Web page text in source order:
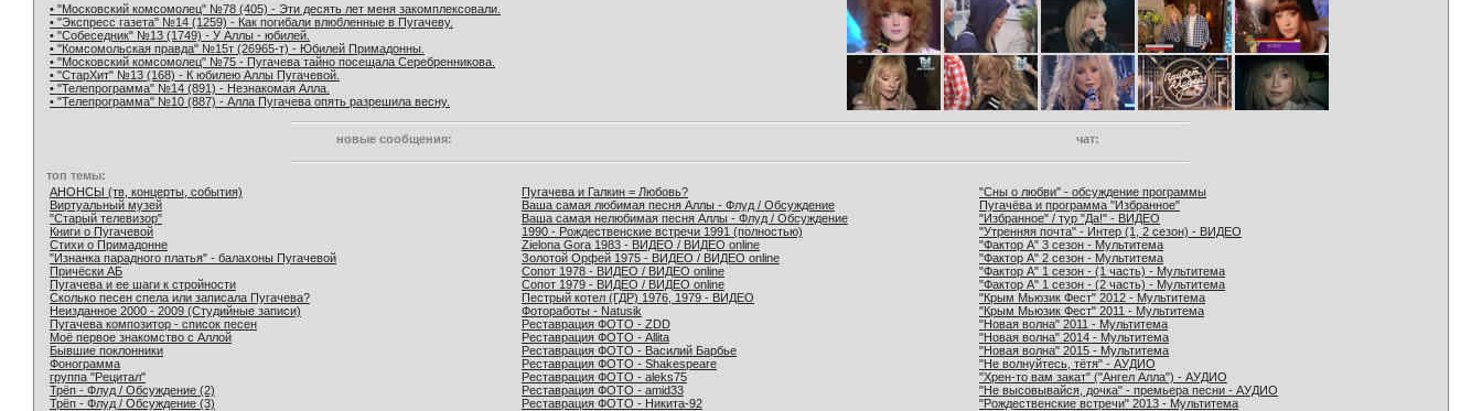
• "Московский комсомолец" №78 (405) - Эти десять лет меня закомплексовали.
• "Экспресс газета" №14 (1259) - Как погибали влюбленные в Пугачеву.
• "Собеседник" №13 (1749) - У Аллы - юбилей.
• "Комсомольская правда" №15т (26965-т) - Юбилей Примадонны.
• "Московский комсомолец" №75 - Пугачева тайно посещала Серебренникова.
• "СтарХит" №13 (168) - К юбилею Аллы Пугачевой.
• "Телепрограмма" №14 (891) - Незнакомая Алла.
• "Телепрограмма" №10 (887) - Алла Пугачева опять разрешила весну.
новые сообщения: чат:
топ темы:
АНОНСЫ (тв, концерты, события)
Виртуальный музей
"Старый телевизор"
Книги о Пугачевой
Стихи о Примадонне
"Изнанка парадного платья" - балахоны Пугачевой
Причёски АБ
Пугачева и ее шаги к стройности
Сколько песен спела или записала Пугачева?
Неизданное 2000 - 2009 (Студийные записи)
Пугачева композитор - список песен
Моё первое знакомство с Аллой
Бывшие поклонники
Фонограмма
группа "Рецитал"
Трёп - Флуд / Обсуждение (2)
Трёп - Флуд / Обсуждение (3)
Пугачева и Галкин = Любовь?
Ваша самая любимая песня Аллы - Флуд / Обсуждение
Ваша самая нелюбимая песня Аллы - Флуд / Обсуждение
1990 - Рождественские встречи 1991 (полностью)
Zielona Gora 1983 - ВИДЕО / ВИДЕО online
Золотой Орфей 1975 - ВИДЕО / ВИДЕО online
Сопот 1978 - ВИДЕО / ВИДЕО online
Сопот 1979 - ВИДЕО / ВИДЕО online
Пестрый котел (ГДР) 1976, 1979 - ВИДЕО
Фотоработы - Natusik
Реставрация ФОТО - ZDD
Реставрация ФОТО - Allita
Реставрация ФОТО - Василий Барбье
Реставрация ФОТО - Shakespeare
Реставрация ФОТО - aleks75
Реставрация ФОТО - amid33
Реставрация ФОТО - Никита-92
"Сны о любви" - обсуждение программы
Пугачёва и программа "Избранное"
"Избранное" / тур "Да!" - ВИДЕО
"Утренняя почта" - Интер (1, 2 сезон) - ВИДЕО
"Фактор А" 3 сезон - Мультитема
"Фактор А" 2 сезон - Мультитема
"Фактор А" 1 сезон - (1 часть) - Мультитема
"Фактор А" 1 сезон - (2 часть) - Мультитема
"Крым Мьюзик Фест" 2012 - Мультитема
"Крым Мьюзик Фест" 2011 - Мультитема
"Новая волна" 2011 - Мультитема
"Новая волна" 2014 - Мультитема
"Новая волна" 2015 - Мультитема
"Не волнуйтесь, тётя" - АУДИО
"Хрен-то вам закат" ("Ангел Алла") - АУДИО
"Не высовывайся, дочка" - премьера песни - АУДИО
"Рождественские встречи" 2013 - Мультитема